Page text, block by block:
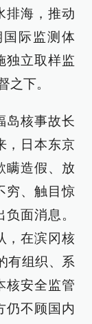
排海，推动
际监测体
独立取样监
之下。
岛核事故长
，日本东京
瞒造假、放
穷、触目惊
面消息。
，在滨冈核
有组织、系
核安全监管
仍不顾国内